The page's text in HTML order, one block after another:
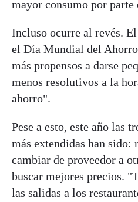
mayor consumo por parte
Incluso ocurre al revés.
el Día Mundial del
más propensos a darse
menos resolutivos a la
ahorro".
Pese a esto, este año las
más extendidas han sido:
cambiar de proveedor a
buscar mejores precios.
las salidas a los